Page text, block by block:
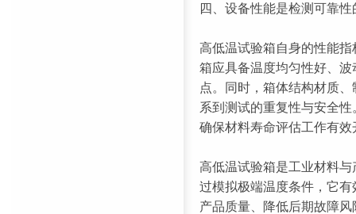
四、设备性能是检测可靠性
高低温试验箱自身的性能
箱应具备温度均匀性好、
点。同时，箱体结构材质
系到测试的重复性与安全
确保材料寿命评估工作有效
高低温试验箱是工业材料
过模拟极端温度条件，它
产品质量、降低后期故障